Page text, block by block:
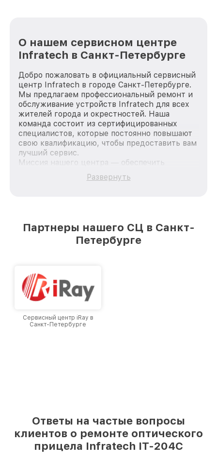
О нашем сервисном центре
Infratech в Санкт-Петербурге
Добро пожаловать в официальный сервисный
центр Infratech в городе Санкт-Петербурге.
Мы предлагаем профессиональный ремонт и
обслуживание устройств Infratech для всех
жителей города и окрестностей. Наша
команда состоит из сертифицированных
специалистов, которые постоянно повышают
свою квалификацию, чтобы предоставить вам
лучший сервис.
Миссия нашего центра — обеспечить
качественный и доступный ремонт для
каждого пользователя продукции Infratech,
лучшим сервисным центром Infratech в
городе Санкт-Петербурге, постоянно
Развернуть
Партнеры нашего СЦ в Санкт-
Петербурге
Сервисный центр iRay в
Санкт-Петербурге
Ответы на частые вопросы
клиентов о ремонте оптического
прицела Infratech IT-204C